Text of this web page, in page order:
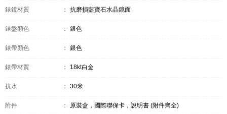
錶鏡材質 ： 抗磨損藍寶石水晶鏡面
錶盤顏色 ： 銀色
錶帶顏色 ： 銀色
錶帶材質 ： 18kt白金
抗水 ： 30米
附件 ： 原裝盒，國際聯保卡，說明書 (附件齊全)